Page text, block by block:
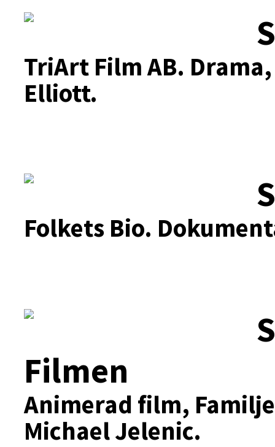
TriArt Film AB.
Elliott.
Folkets Bio.
Filmen
Animerad film,
Michael Jelenic.